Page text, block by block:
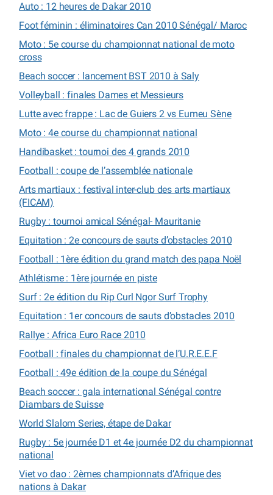
Auto : 12 heures de Dakar 2010
Foot féminin : éliminatoires Can 2010 Sénégal/ Maroc
Moto : 5e course du championnat national de moto
cross
Beach soccer : lancement BST 2010 à Saly
Volleyball : finales Dames et Messieurs
Lutte avec frappe : Lac de Guiers 2 vs Eumeu Sène
Moto : 4e course du championnat national
Handibasket : tournoi des 4 grands 2010
Football : coupe de l’assemblée nationale
Arts martiaux : festival inter-club des arts martiaux
(FICAM)
Rugby : tournoi amical Sénégal- Mauritanie
Equitation : 2e concours de sauts d’obstacles 2010
Football : 1ère édition du grand match des papa Noël
Athlétisme : 1ère journée en piste
Surf : 2e édition du Rip Curl Ngor Surf Trophy
Equitation : 1er concours de sauts d’obstacles 2010
Rallye : Africa Euro Race 2010
Football : finales du championnat de l’U.R.E.E.F
Football : 49e édition de la coupe du Sénégal
Beach soccer : gala international Sénégal contre
Diambars de Suisse
World Slalom Series, étape de Dakar
Rugby : 5e journée D1 et 4e journée D2 du championnat
national
Viet vo dao : 2èmes championnats d’Afrique des
nations à Dakar